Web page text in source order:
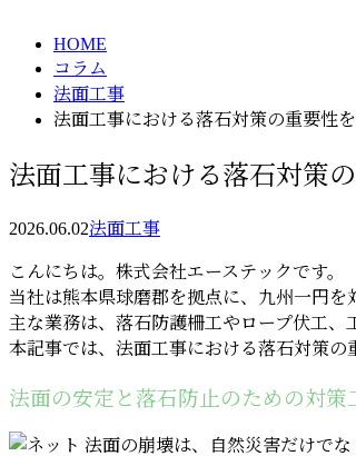
HOME
コラム
法面工事
法面工事における落石対策の重要性を
法面工事における落石対策
2026.06.02法面工事
こんにちは。株式会社エーステックです。
当社は熊本県球磨郡を拠点に、九州一円を
主な業務は、落石防護柵工やロープ伏工、
本記事では、法面工事における落石対策の
法面の安定と落石防止のための対策
法面の崩壊は、自然災害だけで